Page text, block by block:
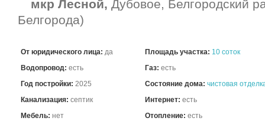
мкр Лесной, Дубовое, Белгородский
Белгорода)
От юридического лица: да Площадь участка: 10 соток
Водопровод: есть Газ: есть
Год постройки: 2025 Состояние дома: чистовая
Канализация: септик Интернет: есть
Мебель: нет Отопление: есть